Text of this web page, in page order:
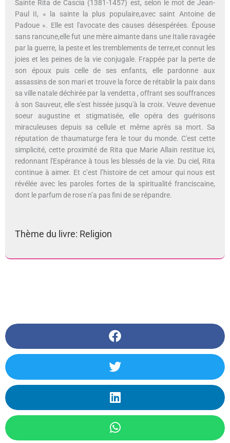
Sainte Rita de Cascia (1381-1457) est, selon le mot de Jean-
Paul II, « la sainte la plus populaire,avec saint Antoine de
Padoue ». Elle est l'avocate des causes désespérées. Épouse
sans rancune,elle fut une mère aimante dans une Italie ravagée
par la guerre, la peste et les tremblements de terre,et connut les
joies et les peines de la vie conjugale. Frappée par la perte de
son époux puis celle de ses enfants, elle pardonne aux
assassins de son mari et trouve la force de rétablir la paix dans
sa ville natale déchirée par la vendetta , offrant ses souffrances
à son Sauveur, elle s'est hissée jusqu'à la croix. Veuve devenue
soeur augustine et stigmatisée, elle opéra des guérisons
miraculeuses depuis sa cellule et même après sa mort. Sa
réputation de thaumaturge fera le tour du monde. C'est cette
simplicité, cette proximité de Rita que Marie Allain restitue ici,
redonnant l'Espérance à tous les blessés de la vie. Du ciel, Rita
continue à aimer. Et c’est l’histoire de cet amour qui nous est
révélée avec les paroles fortes de la spiritualité franciscaine,
dont le parfum de rose n’a pas fini de se répandre.
Thème du livre: Religion